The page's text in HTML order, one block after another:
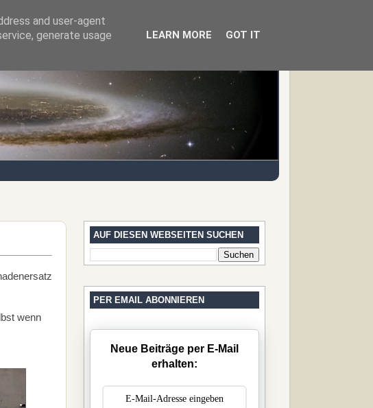
wenn
AUF DIESEN WEBSEITEN SUCHEN
PER EMAIL ABONNIEREN
Neue Beiträge per E-Mail
erhalten:
and user-agent
generate usage
LEARN MORE GOT IT